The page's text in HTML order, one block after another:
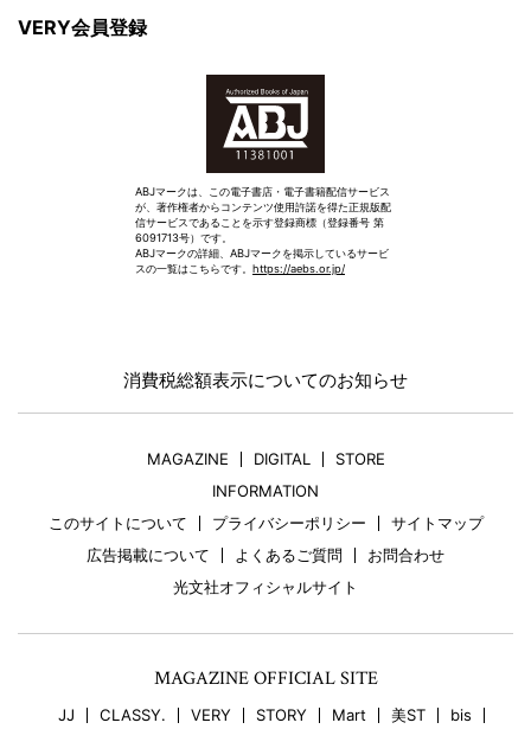
VERY会員登録
ABJマークは、この電子書店・電子書籍配信サービス
が、著作権者からコンテンツ使用許諾を得た正規版配
信サービスであることを示す登録商標（登録番号 第
6091713号）です。
ABJマークの詳細、ABJマークを掲示しているサービ
スの一覧はこちらです。 https://aebs.or.jp/
消費税総額表示についてのお知らせ
MAGAZINE DIGITAL
STORE
INFORMATION
このサイトについて
プライバシーポリシー
サイトマップ
広告掲載について
よくあるご質問
お問合わせ
光文社オフィシャルサイト
MAGAZINE OFFICIAL SITE
JJ CLASSY. VERY STORY Mart 美ST bis